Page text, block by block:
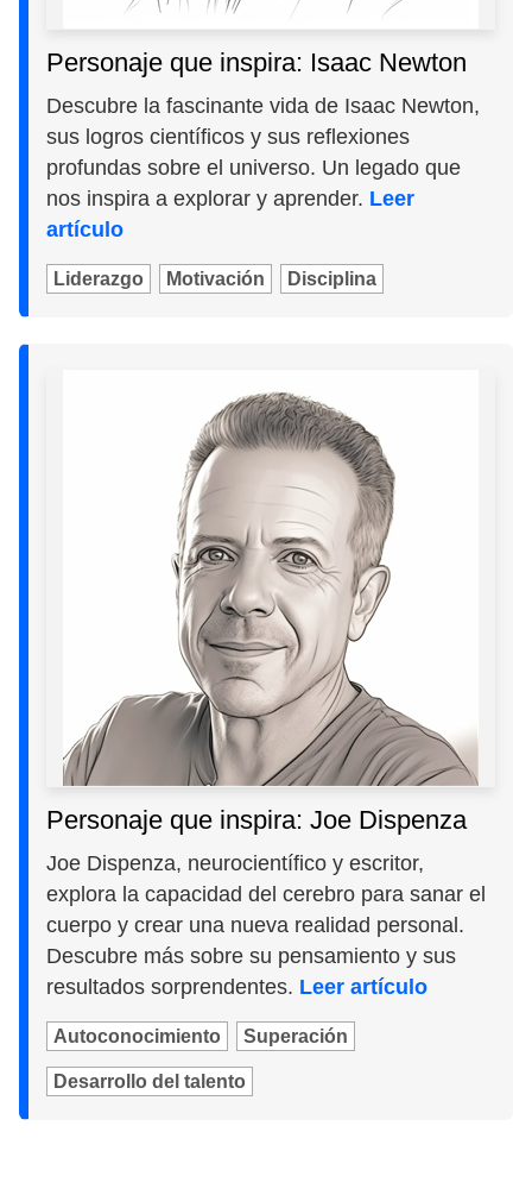
Personaje que inspira: Isaac Newton
Descubre la fascinante vida de Isaac Newton,
sus logros científicos y sus reflexiones
profundas sobre el universo. Un legado que
nos inspira a explorar y aprender. Leer
artículo
Liderazgo Motivación Disciplina
Personaje que inspira: Joe Dispenza
Joe Dispenza, neurocientífico y escritor,
explora la capacidad del cerebro para sanar el
cuerpo y crear una nueva realidad personal.
Descubre más sobre su pensamiento y sus
resultados sorprendentes. Leer artículo
Autoconocimiento Superación
Desarrollo del talento